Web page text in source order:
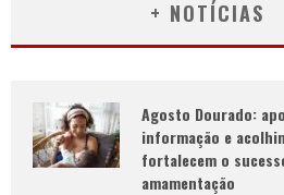
+ NOTÍCIAS
Agosto Dourado:
informação e
fortalecem o
amamentação